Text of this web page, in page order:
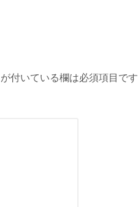
付いている欄は必須項目です